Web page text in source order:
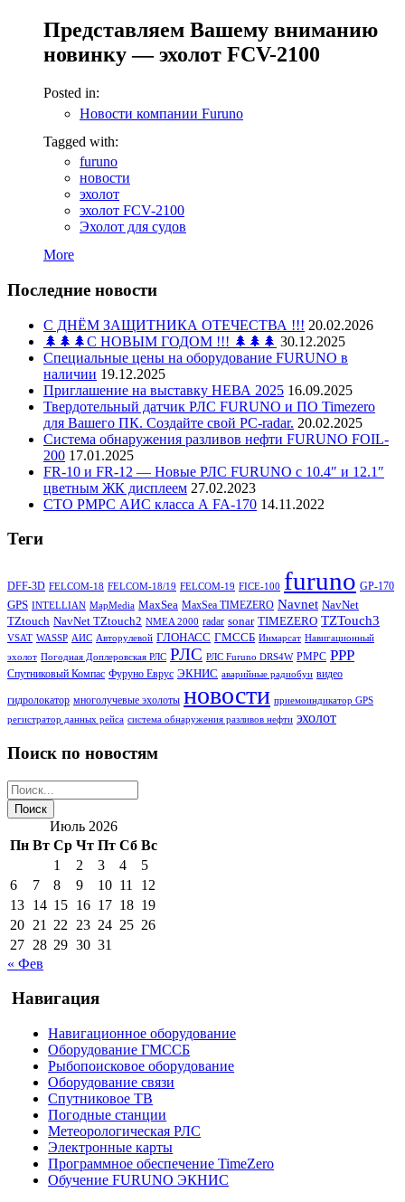
Представляем Вашему вниманию
новинку — эхолот FCV-2100
Posted in:
Новости компании Furuno
Tagged with:
furuno
новости
эхолот
эхолот FCV-2100
Эхолот для судов
More
Последние новости
С ДНЁМ ЗАЩИТНИКА ОТЕЧЕСТВА !!! 20.02.2026
🌲🌲🌲С НОВЫМ ГОДОМ !!! 🌲🌲🌲 30.12.2025
Специальные цены на оборудование FURUNO в
наличии 19.12.2025
Приглашение на выставку НЕВА 2025 16.09.2025
Твердотельный датчик РЛС FURUNO и ПО Timezero
для Вашего ПК. Создайте свой PC-radar. 20.02.2025
Система обнаружения разливов нефти FURUNO FOIL-
200 17.01.2025
FR-10 и FR-12 — Новые РЛС FURUNO c 10.4″ и 12.1″
цветным ЖК дисплеем 27.02.2023
СТО РМРС АИС класса А FA-170 14.11.2022
Теги
DFF-3D FELCOM-18 FELCOM-18/19 FELCOM-19 FICE-100 furuno GP-170
GPS INTELLIAN MapMedia MaxSea MaxSea TIMEZERO Navnet NavNet
TZtouch NavNet TZtouch2 NMEA 2000 radar sonar TIMEZERO TZTouch3
VSAT WASSP АИС Авторулевой ГЛОНАСС ГМССБ Инмарсат Навигационный
эхолот Погодная Доплеровская РЛС РЛС РЛС Furuno DRS4W РМРС РРР
Спутниковый Компас Фуруно Еврус ЭКНИС аварийные радиобуи видео
гидролокатор многолучевые эхолоты новости приемоиндикатор GPS
регистратор данных рейса система обнаружения разливов нефти эхолот
Поиск по новостям
Июль 2026
Пн Вт Ср Чт Пт Сб Вс
1
2 3 4
5
6
7 8 9 10 11
12
13 14 15 16 17 18 19
20 21 22 23 24 25 26
27 28 29 30 31
« Фев
Навигация
Навигационное оборудование
Оборудование ГМССБ
Рыбопоисковое оборудование
Оборудование связи
Спутниковое ТВ
Погодные станции
Метеорологическая РЛС
Электронные карты
Программное обеспечение TimeZero
Обучение FURUNO ЭКНИС